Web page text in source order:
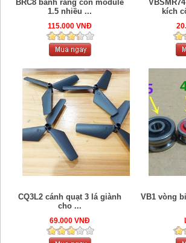
BRC8 bánh răng côn module
1.5 nhiều ...
115.000 VNĐ
kích
CQ3L2 cánh quạt 3 lá giành
cho ...
69.000 VNĐ
VB1 vòng